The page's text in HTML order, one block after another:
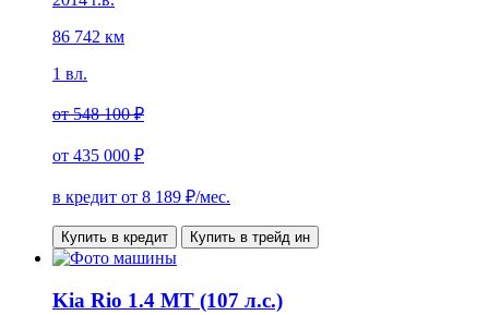
86 742 км
1 вл.
от548 100 ₽
от 435 000 ₽
в кредит от 8 189 ₽/мес.
Купить в кредит Купить в трейд ин
Kia Rio 1.4 MT (107 л.с.)